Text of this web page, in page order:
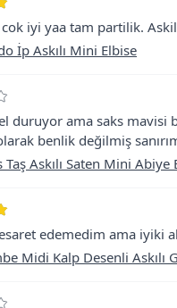
iyi yaa tam partilik.
İp Askılı Mini Elbise
duruyor ama saks mavisi
benlik değilmiş
Taş Askılı Saten Mini Abiye
edemedim ama iyiki
Midi Kalp Desenli Askılı